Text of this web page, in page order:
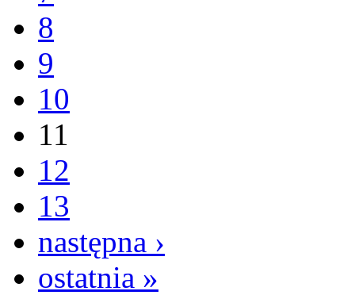
8
9
10
11
12
13
następna ›
ostatnia »